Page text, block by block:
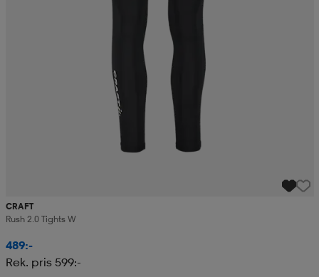
CRAFT
Rush 2.0 Tights W
489:-
Rek. pris 599:-